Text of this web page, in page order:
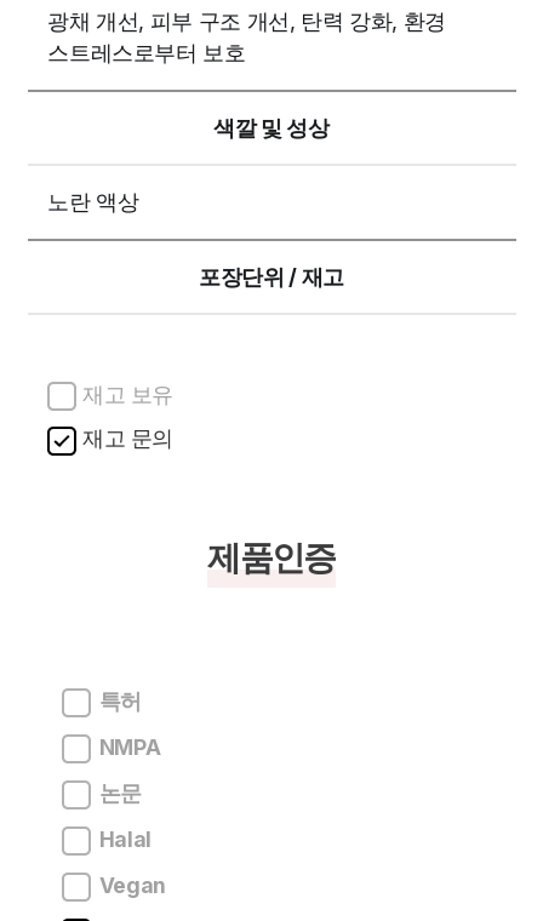
광채 개선, 피부 구조 개선, 탄력 강화, 환경
스트레스로부터 보호
색깔 및 성상
노란 액상
포장단위 / 재고
재고 보유
재고 문의
제품인증
특허
NMPA
논문
Halal
Vegan